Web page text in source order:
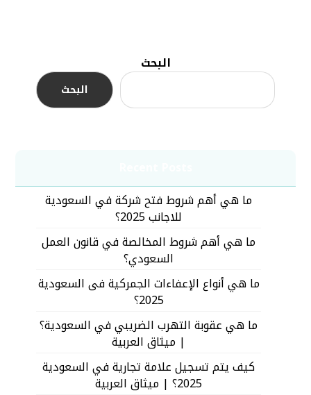
البحث
البحث
ما هي أهم شروط فتح شركة في السعودية
للاجانب 2025؟
ما هي أهم شروط المخالصة في قانون العمل
السعودي؟
ما هي أنواع الإعفاءات الجمركية فى السعودية
2025؟
ما هي عقوبة التهرب الضريبي في السعودية؟
| ميثاق العربية
كيف يتم تسجيل علامة تجارية في السعودية
2025؟ | ميثاق العربية